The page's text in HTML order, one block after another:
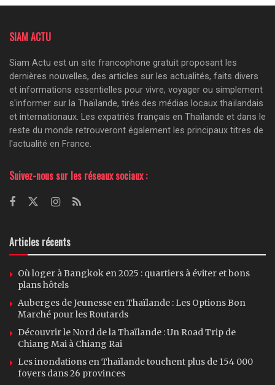
SIAM ACTU
Siam Actu est un site francophone gratuit proposant les
dernières nouvelles, des articles sur les actualités, faits divers
et informations essentielles pour vivre, voyager ou simplement
s'informer sur la Thaïlande, tirés des médias locaux thaïlandais
et internationaux. Les expatriés français en Thaïlande et dans le
reste du monde retrouveront également les principaux titres de
l'actualité en France.
Suivez-nous sur les réseaux sociaux :
Articles récents
Où loger à Bangkok en 2025 : quartiers à éviter et bons
plans hôtels
Auberges de Jeunesse en Thaïlande : Les Options Bon
Marché pour les Routards
Découvrir le Nord de la Thaïlande : Un Road Trip de
Chiang Mai à Chiang Rai
Les inondations en Thaïlande touchent plus de 154 000
foyers dans 26 provinces